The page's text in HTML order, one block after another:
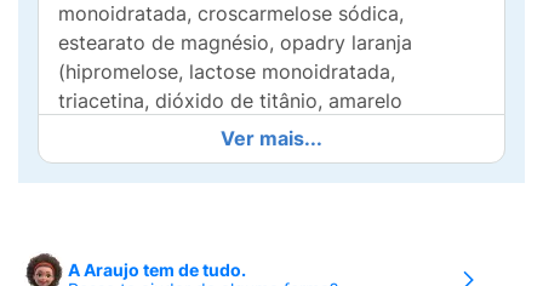
monoidratada, croscarmelose sódica,
estearato de magnésio, opadry laranja
(hipromelose, lactose monoidratada,
triacetina, dióxido de titânio, amarelo
crepúsculo, laca de alumínio) e opadry
transparente (hipromelose, triacetina).
ao grupo de substâncias chamadas triptanas
Ver mais...
A Araujo tem de tudo.